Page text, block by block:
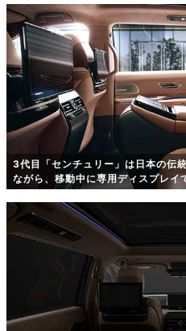
3代目「センチュリー」は日本の伝
ながら、移動中に専用ディスプレイ